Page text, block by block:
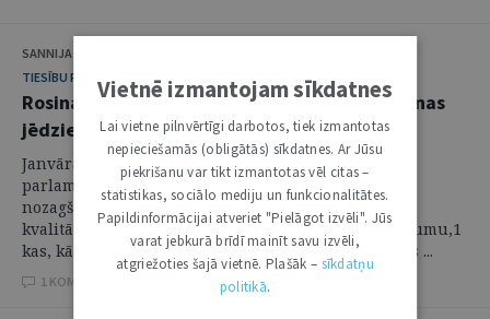
SANNIJA MATULE
TIESĪBU POLITIKA
Rosina juridisku diskusiju par valsts sagrābšanas
jēdzienu
Janvāra pēdējā plenārsēdē Saeima izskatīja
parlamentārās izmeklēšanas komisijas par valsts
nozagšanas pazīmēm un pirmstiesas izmeklēšanas
kvalitāti kriminālprocesā Nr. 16870000911 galaziņojumu,1
kas, kā jau iepriekš prognozēts, lielus pārsteigumus ...
1 KOMENTĀRI
Vietnē izmantojam sīkdatnes
Lai vietne pilnvērtīgi darbotos, tiek izmantotas
nepieciešamās (obligātās) sīkdatnes. Ar Jūsu
piekrišanu var tikt izmantotas vēl citas –
statistikas, sociālo mediju un funkcionalitātes.
Papildinformācijai atveriet "Pielāgot izvēli". Jūs
varat jebkurā brīdī mainīt savu izvēli,
atgriežoties šajā vietnē. Plašāk – sīkdatņu
politikā.